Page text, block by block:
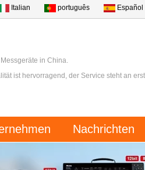
Italian português Español
in China.
ist hervorragend, der Service steht an
Nachrichten